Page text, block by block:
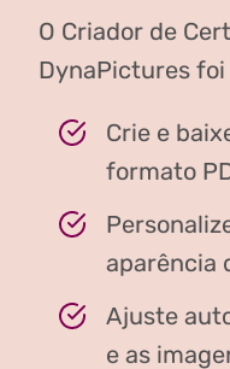
O Criador de
DynaPictures
Crie e
formato
aparência
Ajuste
e as